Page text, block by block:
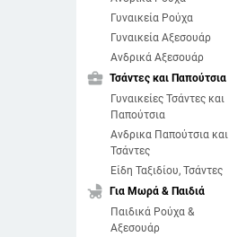
Γυναικεία Ρούχα
Γυναικεία Αξεσουάρ
Ανδρικά Αξεσουάρ
business_center Τσάντες και Παπούτσια
Γυναικείες Τσάντες και
Παπούτσια
Ανδρικα Παπούτσια και
Τσάντες
Είδη Ταξιδίου, Τσάντες
child_friendly Για Μωρά & Παιδιά
Παιδικά Ρούχα &
Αξεσουάρ